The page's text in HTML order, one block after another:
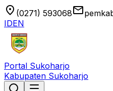
location_on (0271) 593068email
IDEN
Portal Sukoharjo
Kabupaten Sukoharjo